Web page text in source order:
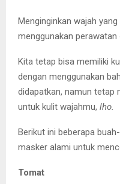
Menginginkan wajah
menggunakan perawatan
Kita tetap bisa memiliki
dengan menggunakan
didapatkan, namun tetap
untuk kulit wajahmu, lho.
Berikut ini beberapa
masker alami untuk
Tomat